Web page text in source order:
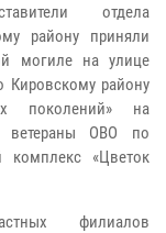
отдела
району приняли
могиле на улице
Кировскому району
поколений» на
ветераны ОВО по
«Цветок
филиалов